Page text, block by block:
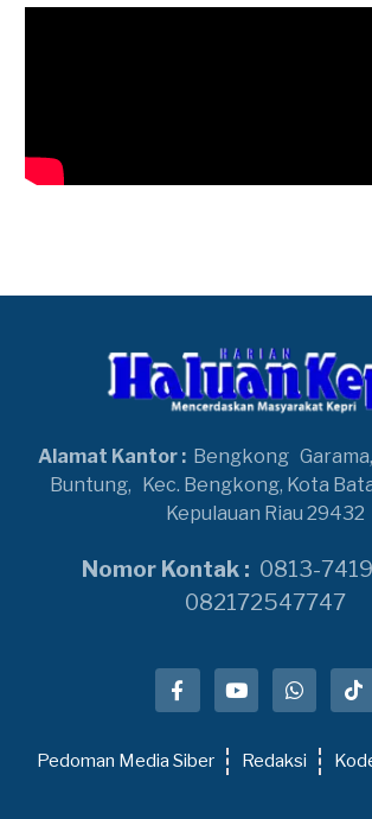
Alamat Kantor : Bengkong Garama,
Buntung, Kec. Bengkong, Kota
Kepulauan Riau 29432
Nomor Kontak : 0813-
082172547747
Pedoman Media Siber Redaksi